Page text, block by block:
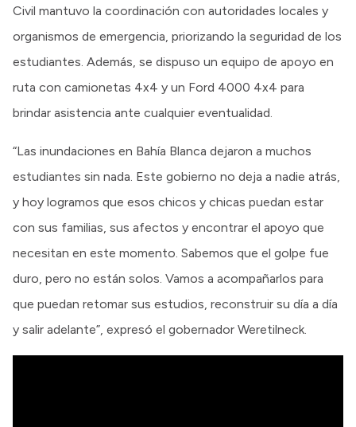
Civil mantuvo la coordinación con autoridades locales y
organismos de emergencia, priorizando la seguridad de los
estudiantes. Además, se dispuso un equipo de apoyo en
ruta con camionetas 4x4 y un Ford 4000 4x4 para
brindar asistencia ante cualquier eventualidad.
“Las inundaciones en Bahía Blanca dejaron a muchos
estudiantes sin nada. Este gobierno no deja a nadie atrás,
y hoy logramos que esos chicos y chicas puedan estar
con sus familias, sus afectos y encontrar el apoyo que
necesitan en este momento. Sabemos que el golpe fue
duro, pero no están solos. Vamos a acompañarlos para
que puedan retomar sus estudios, reconstruir su día a día
y salir adelante”, expresó el gobernador Weretilneck.